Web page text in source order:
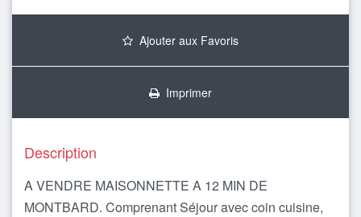
Ajouter aux Favoris
Imprimer
Description
A VENDRE MAISONNETTE A 12 MIN DE
MONTBARD. Comprenant Séjour avec coin cuisine,